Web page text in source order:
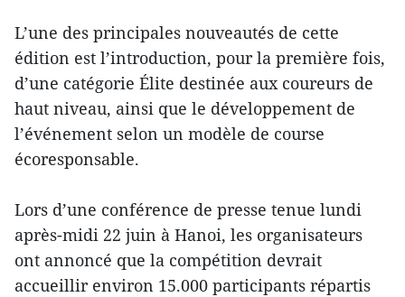
L’une des principales nouveautés de cette
édition est l’introduction, pour la première fois,
d’une catégorie Élite destinée aux coureurs de
haut niveau, ainsi que le développement de
l’événement selon un modèle de course
écoresponsable.
Lors d’une conférence de presse tenue lundi
après-midi 22 juin à Hanoi, les organisateurs
ont annoncé que la compétition devrait
accueillir environ 15.000 participants répartis